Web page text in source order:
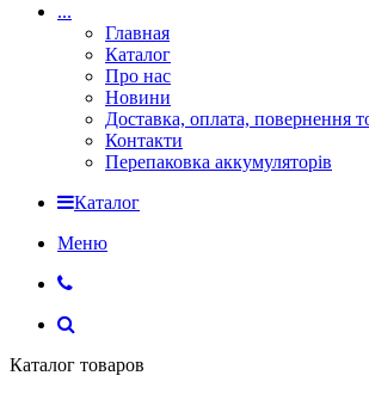
...
Главная
Каталог
Про нас
Новини
Доставка, оплата, повернення
Контакти
Перепаковка аккумуляторів
Каталог
Меню
Каталог товаров